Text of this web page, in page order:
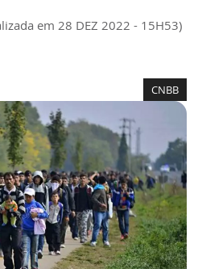
em 28 DEZ 2022 - 15H53)
CNBB